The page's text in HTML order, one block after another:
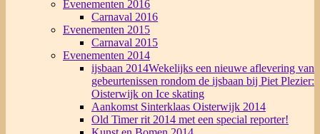
Evenementen 2016
Carnaval 2016
Evenementen 2015
Carnaval 2015
Evenementen 2014
ijsbaan 2014Wekelijks een nieuwe aflevering van
gebeurtenissen rondom de ijsbaan bij Piet Plezier:
Oisterwijk on Ice skating
Aankomst Sinterklaas Oisterwijk 2014
Old Timer rit 2014 met een special reporter!